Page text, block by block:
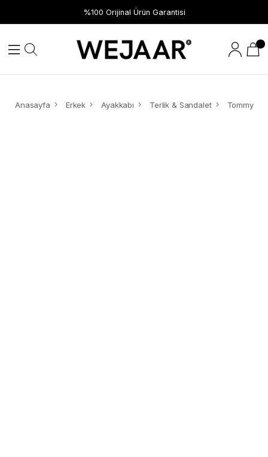
%100 Orijinal Ürün Garantisi
Hızlı Teslimat
Anasayfa Erkek Ayakkabı Terlik & Sandalet